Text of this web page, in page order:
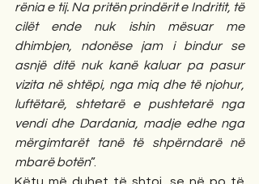
rënia e tij. Na pritën prindërit e Indritit, të
cilët ende nuk ishin mësuar me
dhimbjen, ndonëse jam i bindur se
asnjë ditë nuk kanë kaluar pa pasur
vizita në shtëpi, nga miq dhe të njohur,
luftëtarë, shtetarë e pushtetarë nga
vendi dhe Dardania, madje edhe nga
mërgimtarët tanë të shpërndarë në
mbarë botën”.